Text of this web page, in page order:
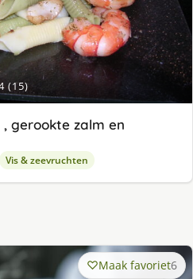
(15)
gerookte zalm en
Vis & zeevruchten
Maak favoriet6